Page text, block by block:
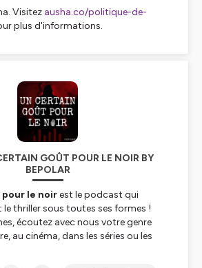
Visitez ausha.co/politique-de-
plus d'informations.
GOÛT POUR LE NOIR BY
BEPOLAR
le noirest le podcast qui
le thriller sous toutes ses formes !
écoutez avec nous votre genre
au cinéma, dans les séries ou les